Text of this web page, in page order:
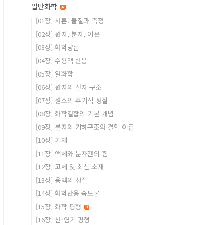
일반화학
[01장] 서론: 물질과 측정
[02장] 원자, 분자, 이온
[03장] 화학량론
[04장] 수용액 반응
[05장] 열화학
[06장] 원자의 전자 구조
[07장] 원소의 주기적 성질
[08장] 화학결합의 기본 개념
[09장] 분자의 기하구조와 결합 이론
[10장] 기체
[11장] 액체와 분자간의 힘
[12장] 고체 및 최신 소재
[13장] 용액의 성질
[14장] 화학반응 속도론
[15장] 화학 평형
[16장] 산-염기 평형